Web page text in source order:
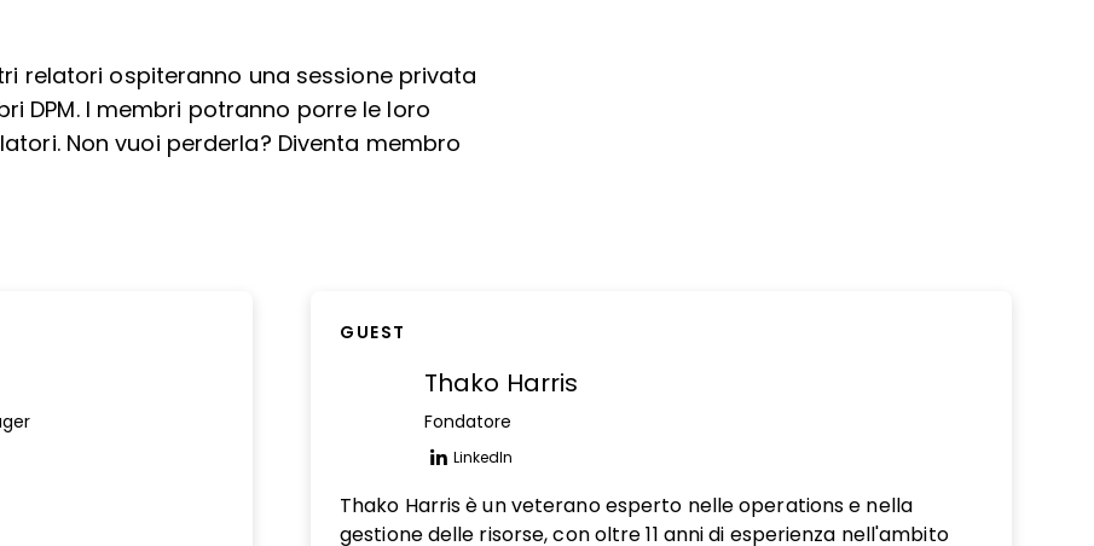
relatori ospiteranno una sessione privata
DPM . I membri potranno porre le loro
Non vuoi perderla? Diventa membro
GUEST
Thako Harris
Fondatore
LinkedIn
Opens new window
Thako Harris è un veterano esperto nelle operations e nella
gestione delle risorse, con oltre 11 anni di esperienza nell'ambito